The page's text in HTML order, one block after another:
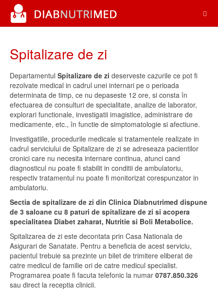
Spitalizare de zi
Departamentul Spitalizare de zi deserveste cazurile ce pot fi
rezolvate medical in cadrul unei internari pe o perioada
determinata de timp, ce nu depaseste 12 ore, si consta în
efectuarea de consulturi de specialitate, analize de laborator,
explorari functionale, investigatii imagistice, administrare de
medicamente, etc., în functie de simptomatologie si afectiune.
Investigatiile, procedurile medicale si tratamentele realizate in
cadrul serviciului de Spitalizare de zi se adreseaza pacientilor
cronici care nu necesita internare continua, atunci cand
diagnosticul nu poate fi stabilit in conditii de ambulatoriu,
respectiv tratamentul nu poate fi monitorizat corespunzator in
ambulatoriu.
Sectia de spitalizare de zi din Clinica Diabnutrimed dispune
de 3 saloane cu 8 paturi de spitalizare de zi si acopera
specialitatea Diabet zaharat, Nutritie si Boli Metabolice.
Spitalizarea de zi este decontata prin Casa Nationala de
Asigurari de Sanatate. Pentru a beneficia de acest serviciu,
pacientul trebuie sa prezinte un bilet de trimitere eliberat de
catre medicul de familie ori de catre medicul specialist.
Programarea poate fi facuta telefonic la numar 0787.850.326
sau direct la receptia clinicii.